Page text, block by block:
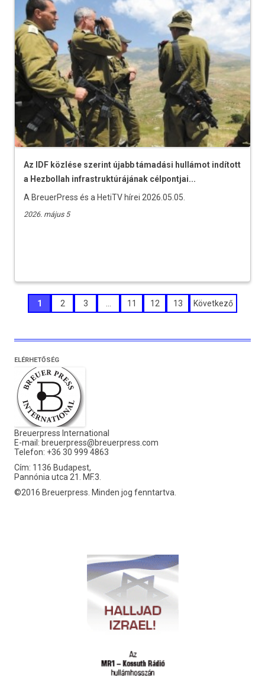
Az IDF közlése szerint újabb támadási hullámot indított
a Hezbollah infrastruktúrájának célpontjai...
A BreuerPress és a HetiTV hírei 2026.05.05.
2026. május 5
Bejegyzések
1 2 3 11 12 13 Következő
ELÉRHETŐSÉG
Breuerpress International
E-mail: breuerpress@breuerpress.com
Telefon: +36 30 999 4863
Cím: 1136 Budapest,
Pannónia utca 21. MF.3.
©2016 Breuerpress. Minden jog fenntartva.